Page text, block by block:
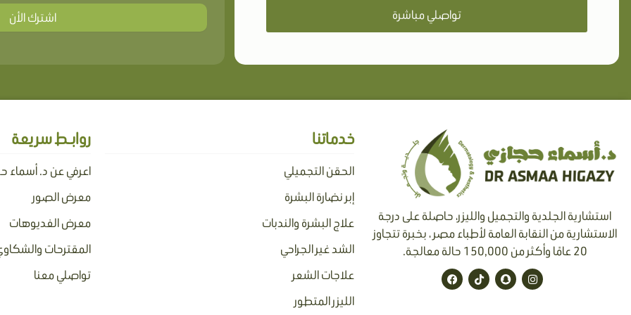
تواصلي مباشرة اشترك الأن
استشارية الجلدية والتجميل والليزر، حاصلة على درجة
الاستشارية من النقابة العامة لأطباء مصر ، بخبرة تتجاوز
20 عامًا وأكثر من 150,000 حالة معالجة.
I
n
s
S
n
a
T
i
k
F
a
c
خدماتنا
الحقن التجميلي
إبر نضارة البشرة
علاج البشرة والندبات
الشد غير الجراحي
علاجات الشعر
الليزر المتطور
روابـط سريعة
اعرفي عن د. أسماء
معرض الصور
معرض الفديوهات
المقترحات
تواصلي معنا